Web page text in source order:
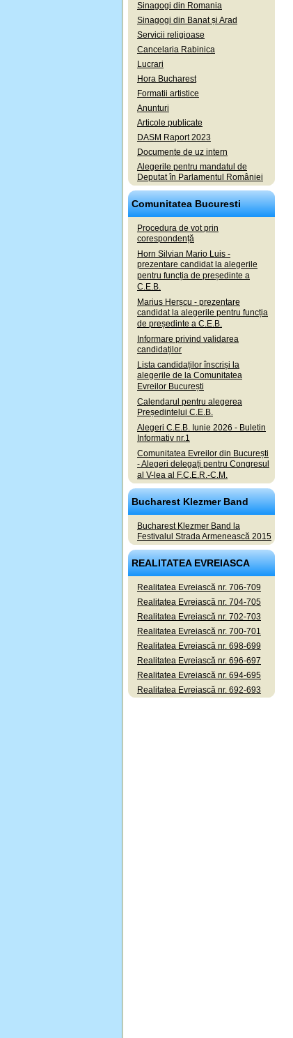
Sinagogi din Romania
Sinagogi din Banat și Arad
Servicii religioase
Cancelaria Rabinica
Lucrari
Hora Bucharest
Formatii artistice
Anunturi
Articole publicate
DASM Raport 2023
Documente de uz intern
Alegerile pentru mandatul de
Deputat în Parlamentul României
Comunitatea Bucuresti
Procedura de vot prin
corespondență
Horn Silvian Mario Luis -
prezentare candidat la alegerile
pentru funcția de președinte a
C.E.B.
Marius Herșcu - prezentare
candidat la alegerile pentru funcția
de președinte a C.E.B.
Informare privind validarea
candidaților
Lista candidaților înscriși la
alegerile de la Comunitatea
Evreilor București
Calendarul pentru alegerea
Președintelui C.E.B.
Alegeri C.E.B. Iunie 2026 - Buletin
Informativ nr.1
Comunitatea Evreilor din București
- Alegeri delegați pentru Congresul
al V-lea al F.C.E.R.-C.M.
Bucharest Klezmer Band
Bucharest Klezmer Band la
Festivalul Strada Armenească 2015
REALITATEA EVREIASCA
Realitatea Evreiască nr. 706-709
Realitatea Evreiască nr. 704-705
Realitatea Evreiască nr. 702-703
Realitatea Evreiască nr. 700-701
Realitatea Evreiască nr. 698-699
Realitatea Evreiască nr. 696-697
Realitatea Evreiască nr. 694-695
Realitatea Evreiască nr. 692-693